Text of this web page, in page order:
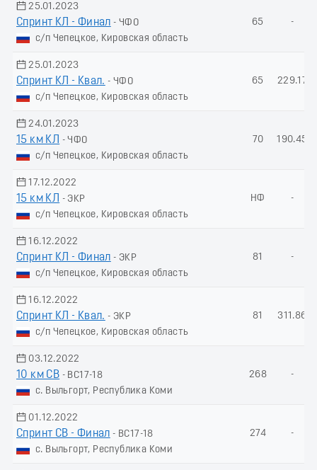
25.01.2023
Спринт КЛ - Финал - ЧФО
с/п Чепецкое, Кировская область
65 -
25.01.2023
Спринт КЛ - Квал. - ЧФО
с/п Чепецкое, Кировская область
65 229.17
24.01.2023
15 км КЛ
- ЧФО
с/п Чепецкое, Кировская область
70 190.45
17.12.2022
15 км КЛ
- ЭКР
с/п Чепецкое, Кировская область
НФ -
16.12.2022
Спринт КЛ - Финал - ЭКР
с/п Чепецкое, Кировская область
81 -
16.12.2022
Спринт КЛ - Квал. - ЭКР
с/п Чепецкое, Кировская область
81 311.86
03.12.2022
10 км СВ - ВС17-18
с. Выльгорт, Республика Коми
268 -
01.12.2022
Спринт СВ - Финал - ВС17-18
с. Выльгорт, Республика Коми
274 -